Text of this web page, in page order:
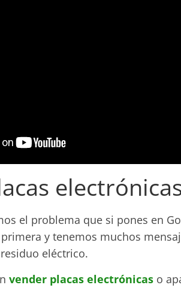
el problema que si pones en
y tenemos muchos
eléctrico.
vender placas electrónicas o